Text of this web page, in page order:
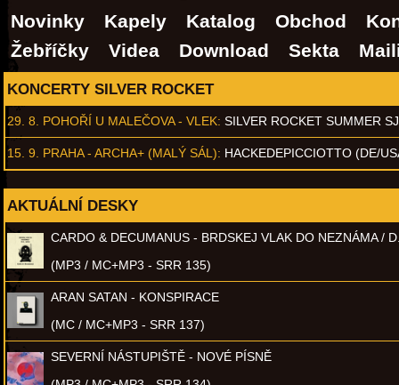
Novinky Kapely Katalog Obchod
Žebříčky
Videa Download Sekta
KONCERTY SILVER ROCKET
29. 8. POHOŘÍ U MALEČOVA - VLEK: SILVER ROCKET SUMMER
15. 9. PRAHA - ARCHA+ (MALÝ SÁL): HACKEDEPICCIOTTO (DE/
AKTUÁLNÍ DESKY
CARDO & DECUMANUS - BRDSKEJ VLAK DO NEZNÁMA /
(MP3 / MC+MP3 - SRR 135)
ARAN SATAN - KONSPIRACE
(MC / MC+MP3 - SRR 137)
SEVERNÍ NÁSTUPIŠTĚ - NOVÉ PÍSNĚ